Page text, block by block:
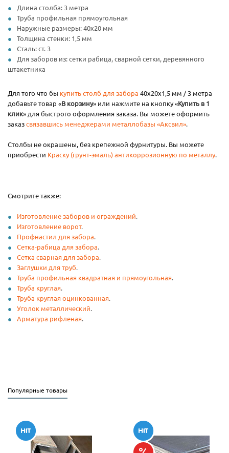
Длина столба: 3 метра
Труба профильная прямоугольная
Наружные размеры: 40х20 мм
Толщина стенки: 1,5 мм
Сталь: ст. 3
Для заборов из: сетки рабица, сварной сетки, деревянного
штакетника
Для того что бы купить столб для забора 40х20х1,5 мм / 3 метра
добавьте товар «В корзину» или нажмите на кнопку «Купить в 1
клик» для быстрого оформления заказа. Вы можете оформить
заказсвязавшись менеджерами металлобазы «Аксвил».
Столбы не окрашены, без крепежной фурнитуры. Вы можете
приобрести Краску (грунт-эмаль) антикоррозионную по металлу.
Смотрите также:
Изготовление заборов и ограждений.
Изготовление ворот.
Профнастил для забора.
Сетка-рабица для забора.
Сетка сварная для забора.
Заглушки для труб.
Труба профильная квадратная и прямоугольная.
Труба круглая.
Труба круглая оцинкованная.
Уголок металлический.
Арматура рифленая.
Популярные товары